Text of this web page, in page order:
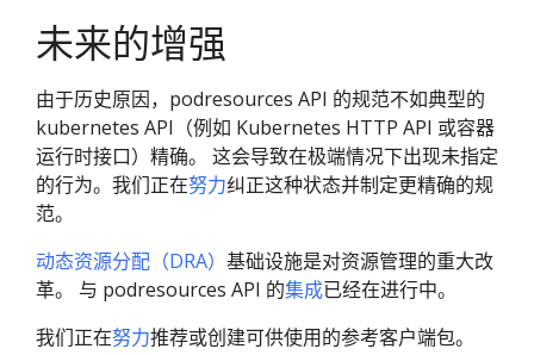
未来的增强
由于历史原因，podresources API 的规范不如典型的
kubernetes API（例如 Kubernetes HTTP API 或容器
运行时接口）精确。 这会导致在极端情况下出现未指定
的行为。我们正在努力纠正这种状态并制定更精确的规
范。
动态资源分配（DRA） 基础设施是对资源管理的重大改
革。 与 podresources API 的集成已经在进行中。
我们正在努力推荐或创建可供使用的参考客户端包。